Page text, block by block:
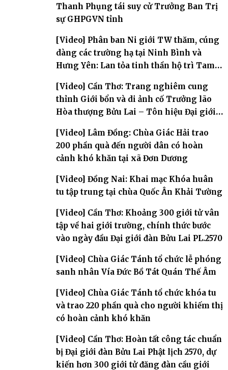
Thanh Phụng tái suy cử Trưởng Ban Trị
sự GHPGVN tỉnh
[Video] Phân ban Ni giới TW thăm, cúng
dàng các trường hạ tại Ninh Bình và
Hưng Yên: Lan tỏa tinh thần hộ trì Tam
[Video] Cần Thơ: Trang nghiêm cung
thỉnh Giới bổn và di ảnh cố Trưởng lão
Hòa thượng Bửu Lai – Tôn hiệu Đại giới
[Video] Lâm Đồng: Chùa Giác Hải trao
200 phần quà đến người dân có hoàn
cảnh khó khăn tại xã Đơn Dương
[Video] Đồng Nai: Khai mạc Khóa huân
tu tập trung tại chùa Quốc Ân Khải Tường
[Video] Cần Thơ: Khoảng 300 giới tử vân
tập về hai giới trường, chính thức bước
vào ngày đầu Đại giới đàn Bửu Lai PL.2570
[Video] Chùa Giác Tánh tổ chức lễ phóng
sanh nhân Vía Đức Bồ Tát Quán Thế Âm
[Video] Chùa Giác Tánh tổ chức khóa tu
và trao 220 phần quà cho người khiếm thị
có hoàn cảnh khó khăn
[Video] Cần Thơ: Hoàn tất công tác chuẩn
bị Đại giới đàn Bửu Lai Phật lịch 2570, dự
kiến hơn 300 giới tử đăng đàn cầu giới